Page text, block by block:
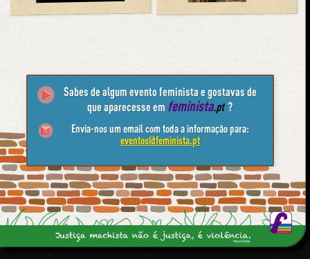
Sabes de algum evento feminista e gostavas de
que aparecesse em feminista.pt ?
Envia-nos um email com toda a informação para:
eventos@feminista.pt